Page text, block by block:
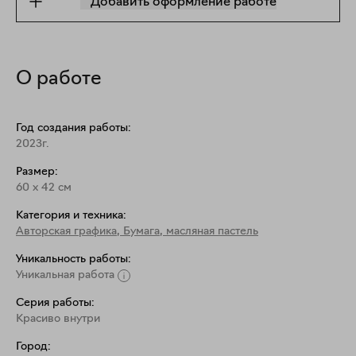
О работе
Год создания работы:
2023г.
Размер:
60 x 42 см
Категория и техника:
Авторская графика, Бумага, масляная пастель
Уникальность работы:
Уникальная работа
Серия работы:
Красиво внутри
Город: